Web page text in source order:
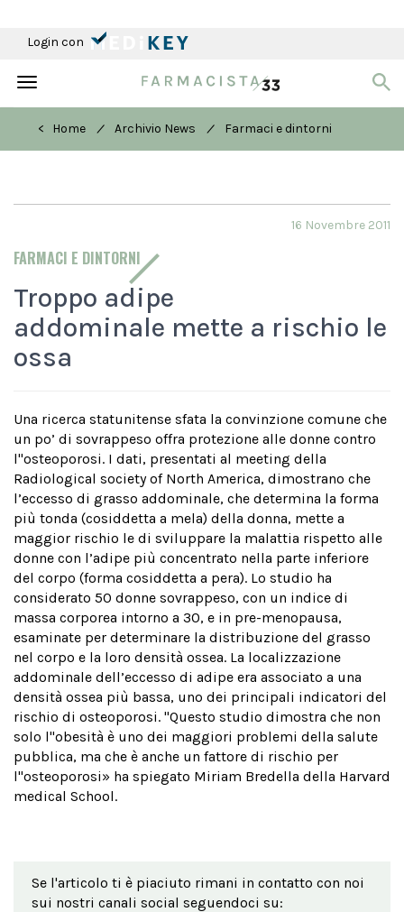
Login con
Toggle
< Home
/ Archivio News / Farmaci e dintorni
FARMACI E DINTORNI
16 Novembre 2011
Troppo adipe
addominale mette a rischio le
ossa
Una ricerca statunitense sfata la convinzione comune che
un po’ di sovrappeso offra protezione alle donne contro
l''osteoporosi. I dati, presentati al meeting della
Radiological society of North America, dimostrano che
l’eccesso di grasso addominale, che determina la forma
più tonda (cosiddetta a mela) della donna, mette a
maggior rischio le di sviluppare la malattia rispetto alle
donne con l’adipe più concentrato nella parte inferiore
del corpo (forma cosiddetta a pera). Lo studio ha
considerato 50 donne sovrappeso, con un indice di
massa corporea intorno a 30, e in pre-menopausa,
esaminate per determinare la distribuzione del grasso
nel corpo e la loro densità ossea. La localizzazione
addominale dell’eccesso di adipe era associato a una
densità ossea più bassa, uno dei principali indicatori del
rischio di osteoporosi. "Questo studio dimostra che non
solo l''obesità è uno dei maggiori problemi della salute
pubblica, ma che è anche un fattore di rischio per
l''osteoporosi» ha spiegato Miriam Bredella della Harvard
medical School.
Se l'articolo ti è piaciuto rimani in contatto con noi
sui nostri canali social seguendoci su: